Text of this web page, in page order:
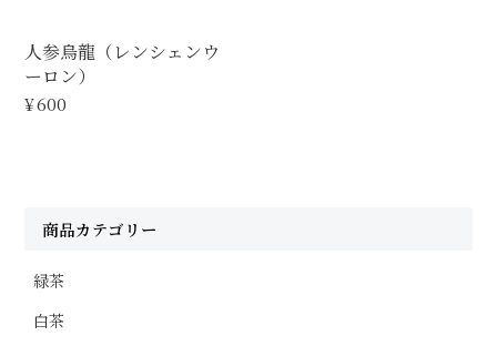
人参烏龍（レンシェンウ
ーロン）
¥600
商品カテゴリー
緑茶
白茶